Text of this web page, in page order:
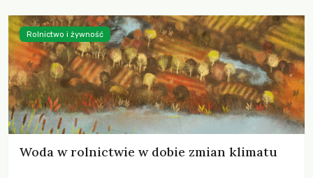
Woda w rolnictwie w dobie zmian klimatu
Rolnictwo i żywność